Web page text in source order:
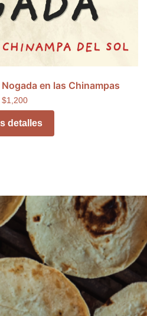
en las Chinampas
$1,200
detalles